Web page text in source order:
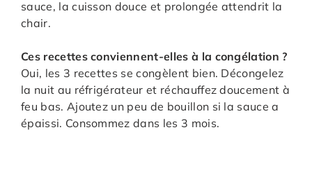
sauce, la cuisson douce et prolongée attendrit la
chair.
Ces recettes conviennent-elles à la congélation ?
Oui, les 3 recettes se congèlent bien. Décongelez
la nuit au réfrigérateur et réchauffez doucement à
feu bas. Ajoutez un peu de bouillon si la sauce a
épaissi. Consommez dans les 3 mois.